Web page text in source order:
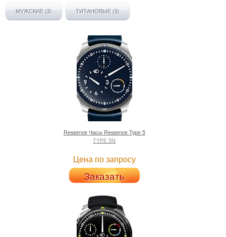
МУЖСКИЕ (3) ТИТАНОВЫЕ (3)
Ressence Часы Ressence Type 5
TYPE 5N
Цена по запросу
Заказать